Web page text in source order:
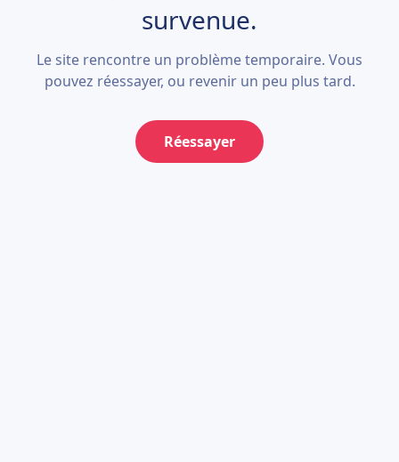
survenue.
Le site rencontre un problème temporaire. Vous
pouvez réessayer, ou revenir un peu plus tard.
Réessayer